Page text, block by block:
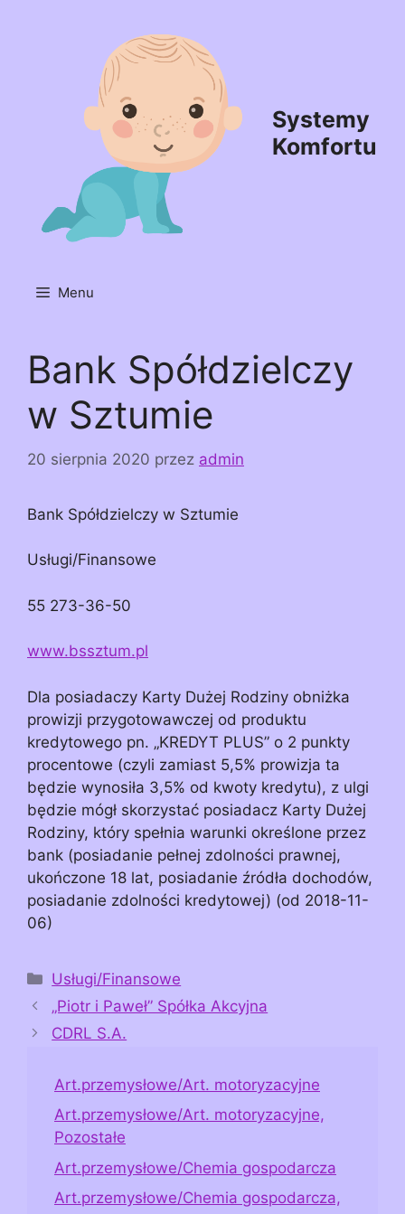
Systemy
Komfortu
Menu
Bank Spółdzielczy
w Sztumie
20 sierpnia 2020 przez admin
Bank Spółdzielczy w Sztumie
Usługi/Finansowe
55 273-36-50
www.bssztum.pl
Dla posiadaczy Karty Dużej Rodziny obniżka
prowizji przygotowawczej od produktu
kredytowego pn. „KREDYT PLUS” o 2 punkty
procentowe (czyli zamiast 5,5% prowizja ta
będzie wynosiła 3,5% od kwoty kredytu), z ulgi
będzie mógł skorzystać posiadacz Karty Dużej
Rodziny, który spełnia warunki określone przez
bank (posiadanie pełnej zdolności prawnej,
ukończone 18 lat, posiadanie źródła dochodów,
posiadanie zdolności kredytowej) (od 2018-11-
06)
Kategorie
Usługi/Finansowe
„Piotr i Paweł” Spółka Akcyjna
CDRL S.A.
Art.przemysłowe/Art. motoryzacyjne
Art.przemysłowe/Art. motoryzacyjne,
Pozostałe
Art.przemysłowe/Chemia gospodarcza
Art.przemysłowe/Chemia gospodarcza,